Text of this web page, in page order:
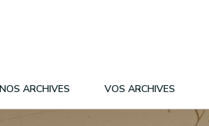
NOS ARCHIVES VOS ARCHIVES